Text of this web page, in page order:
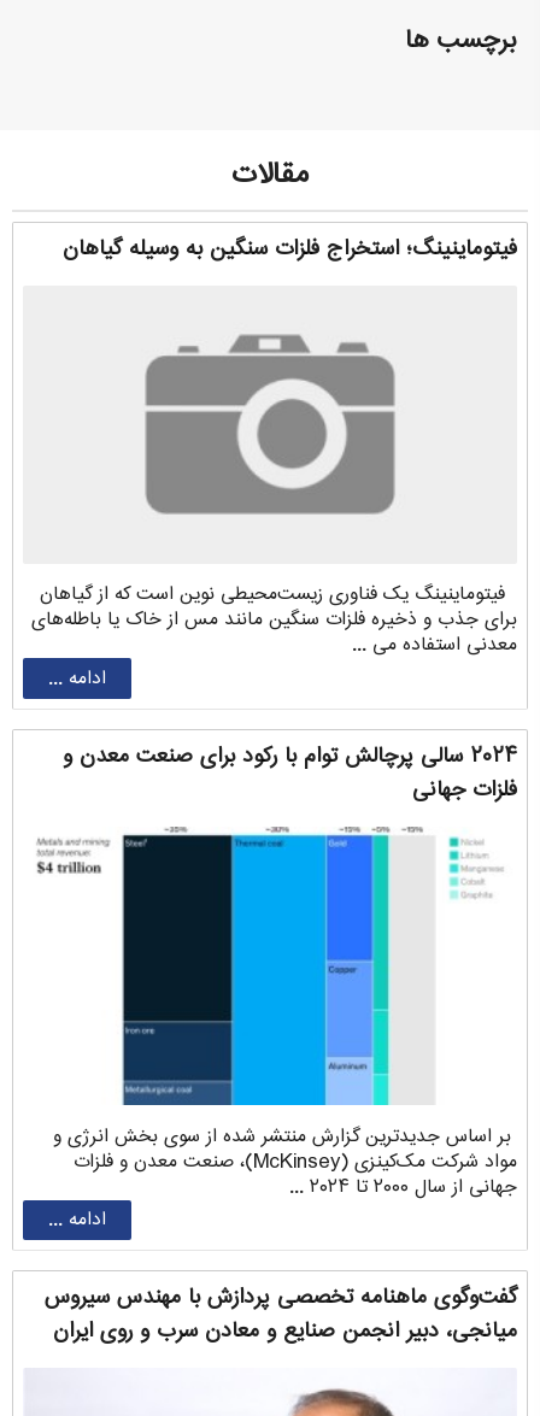
برچسب ها
مقالات
فیتوماینینگ؛ استخراج فلزات سنگین به وسیله گیاهان
فیتوماینینگ یک فناوری زیست‌محیطی نوین است که از گیاهان
برای جذب و ذخیره فلزات سنگین مانند مس از خاک یا باطله‌های
معدنی استفاده می ...
ادامه ...
۲۰۲۴ سالی پرچالش توام با رکود برای صنعت معدن و
فلزات جهانی
بر اساس جدیدترین گزارش منتشر شده از سوی بخش انرژی و
مواد شرکت مک‌کینزی (McKinsey)، صنعت معدن و فلزات
جهانی از سال ۲۰۰۰ تا ۲۰۲۴ ...
ادامه ...
گفت‌وگوی ماهنامه تخصصی پردازش با مهندس سیروس
‌میانجی، دبیر انجمن صنایع و معادن سرب و روی ایران